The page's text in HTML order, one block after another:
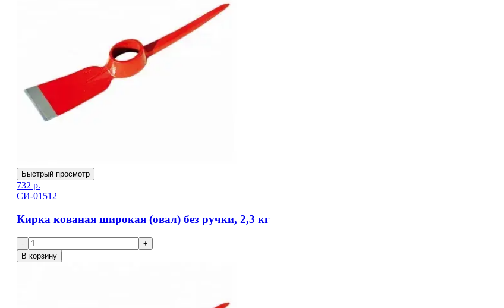
Быстрый просмотр
732 р.
СИ-01512
Кирка кованая широкая (овал) без ручки, 2,3 кг
-
+
В корзину